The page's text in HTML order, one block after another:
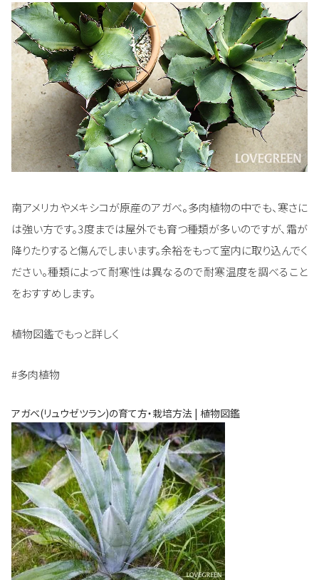
南アメリカやメキシコが原産のアガべ。多肉植物の中でも、寒さに
は強い方です。3度までは屋外でも育つ種類が多いのですが、霜が
降りたりすると傷んでしまいます。余裕をもって室内に取り込んでく
ださい。種類によって耐寒性は異なるので耐寒温度を調べること
をおすすめします。
植物図鑑でもっと詳しく
#多肉植物
アガベ(リュウゼツラン)の育て方・栽培方法 | 植物図鑑